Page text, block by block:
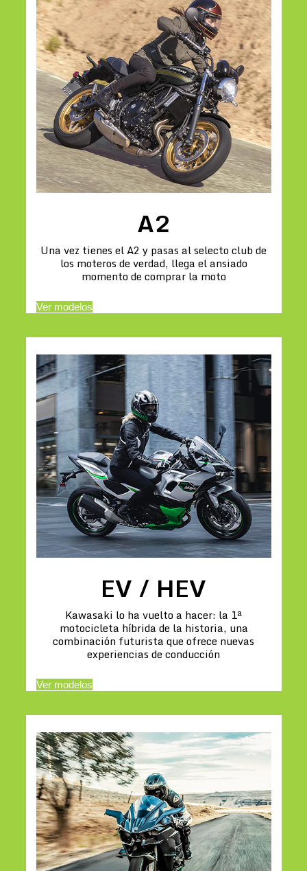
A2
Una vez tienes el A2 y pasas al selecto club de
los moteros de verdad, llega el ansiado
momento de comprar la moto
Ver modelos
EV / HEV
Kawasaki lo ha vuelto a hacer: la 1ª
motocicleta híbrida de la historia, una
combinación futurista que ofrece nuevas
experiencias de conducción
Ver modelos